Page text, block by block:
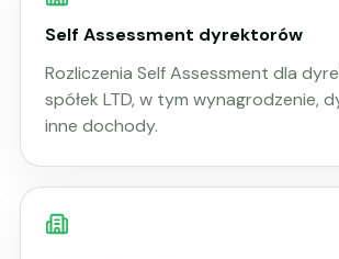
Self Assessment dyrektorów
Rozliczenia Self Assessment dla
spółek LTD, w tym wynagrodzenie,
inne dochody.